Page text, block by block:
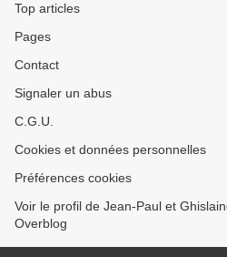
Top articles
Pages
Contact
Signaler un abus
C.G.U.
Cookies et données personnelles
Préférences cookies
Voir le profil de Jean-Paul et
Overblog